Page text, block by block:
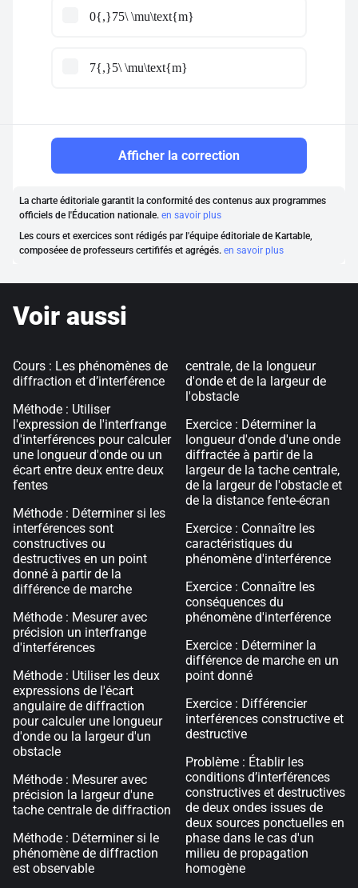
0{,}75\ \mu\text{m}
7{,}5\ \mu\text{m}
Afficher la correction
La charte éditoriale garantit la conformité des contenus aux programmes
officiels de l'Éducation nationale. en savoir plus
Les cours et exercices sont rédigés par l'équipe éditoriale de Kartable,
composéee de professeurs certififés et agrégés. en savoir plus
Voir aussi
Cours : Les phénomènes de
diffraction et d’interférence
Méthode : Utiliser
l'expression de l'interfrange
d'interférences pour calculer
une longueur d'onde ou un
écart entre deux entre deux
fentes
Méthode : Déterminer si les
interférences sont
constructives ou
destructives en un point
donné à partir de la
différence de marche
Méthode : Mesurer avec
précision un interfrange
d'interférences
Méthode : Utiliser les deux
expressions de l'écart
angulaire de diffraction
pour calculer une longueur
d'onde ou la largeur d'un
obstacle
Méthode : Mesurer avec
précision la largeur d'une
tache centrale de diffraction
Méthode : Déterminer si le
phénomène de diffraction
est observable
centrale, de la longueur
d'onde et de la largeur de
l'obstacle
Exercice : Déterminer la
longueur d'onde d'une onde
diffractée à partir de la
largeur de la tache centrale,
de la largeur de l'obstacle et
de la distance fente-écran
Exercice : Connaître les
caractéristiques du
phénomène d'interférence
Exercice : Connaître les
conséquences du
phénomène d'interférence
Exercice : Déterminer la
différence de marche en un
point donné
Exercice : Différencier
interférences constructive et
destructive
Problème : Établir les
conditions d’interférences
constructives et destructives
de deux ondes issues de
deux sources ponctuelles en
phase dans le cas d'un
milieu de propagation
homogène